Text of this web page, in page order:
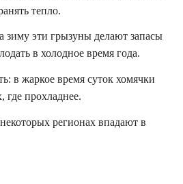
тепло.
зиму эти грызуны делают запасы
в холодное время года.
в жаркое время суток хомячки
где прохладнее.
регионах впадают в